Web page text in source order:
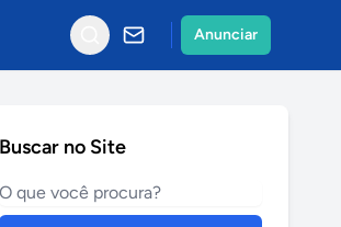
Anunciar
Buscar no Site